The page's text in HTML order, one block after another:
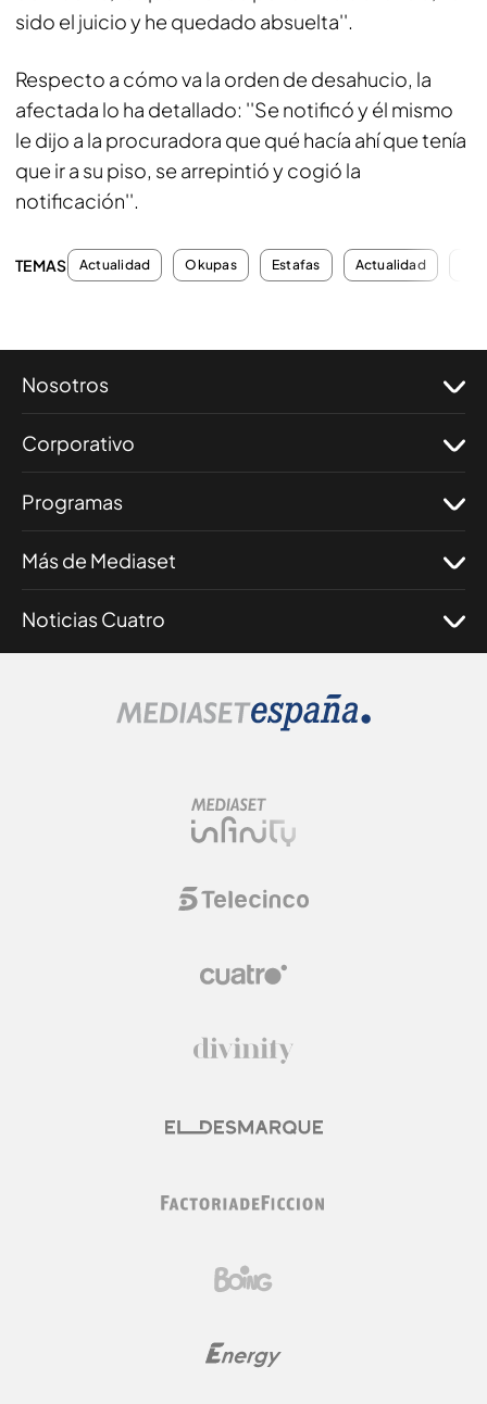
sido el juicio y he quedado absuelta''.
Respecto a cómo va la orden de desahucio, la
afectada lo ha detallado: ''Se notificó y él mismo
le dijo a la procuradora que qué hacía ahí que tenía
que ir a su piso, se arrepintió y cogió la
notificación''.
TEMAS Actualidad Okupas Estafas Actualidad
Nosotros
Corporativo
Programas
Más de Mediaset
Noticias Cuatro